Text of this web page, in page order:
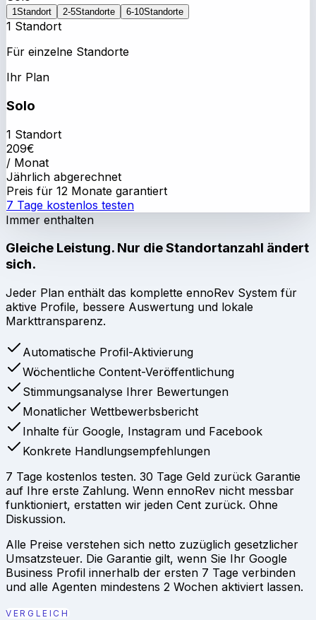
1Standort 2-5Standorte 6-10Standorte
1 Standort
Für einzelne Standorte
Ihr Plan
Solo
1 Standort
209€
/ Monat
Jährlich abgerechnet
Preis für 12 Monate garantiert
7 Tage kostenlos testen
Immer enthalten
Gleiche Leistung. Nur die Standortanzahl ändert
sich.
Jeder Plan enthält das komplette ennoRev System für
aktive Profile, bessere Auswertung und lokale
Markttransparenz.
Automatische Profil-Aktivierung
Wöchentliche Content-Veröffentlichung
Stimmungsanalyse Ihrer Bewertungen
Monatlicher Wettbewerbsbericht
Inhalte für Google, Instagram und Facebook
Konkrete Handlungsempfehlungen
7 Tage kostenlos testen. 30 Tage Geld zurück Garantie
auf Ihre erste Zahlung. Wenn ennoRev nicht messbar
funktioniert, erstatten wir jeden Cent zurück. Ohne
Diskussion.
Alle Preise verstehen sich netto zuzüglich gesetzlicher
Umsatzsteuer. Die Garantie gilt, wenn Sie Ihr Google
Business Profil innerhalb der ersten 7 Tage verbinden
und alle Agenten mindestens 2 Wochen aktiviert lassen.
VERGLEICH